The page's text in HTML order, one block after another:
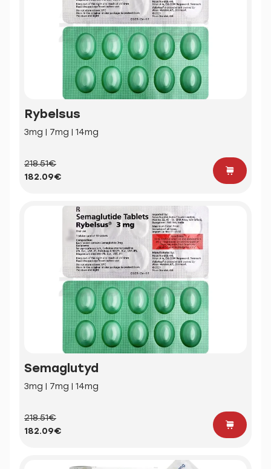
Rybelsus
3mg | 7mg | 14mg
218.51€
182.09€
Semaglutyd
3mg | 7mg | 14mg
218.51€
182.09€